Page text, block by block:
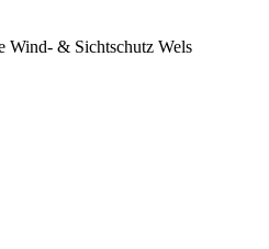
Wind- & Sichtschutz Wels